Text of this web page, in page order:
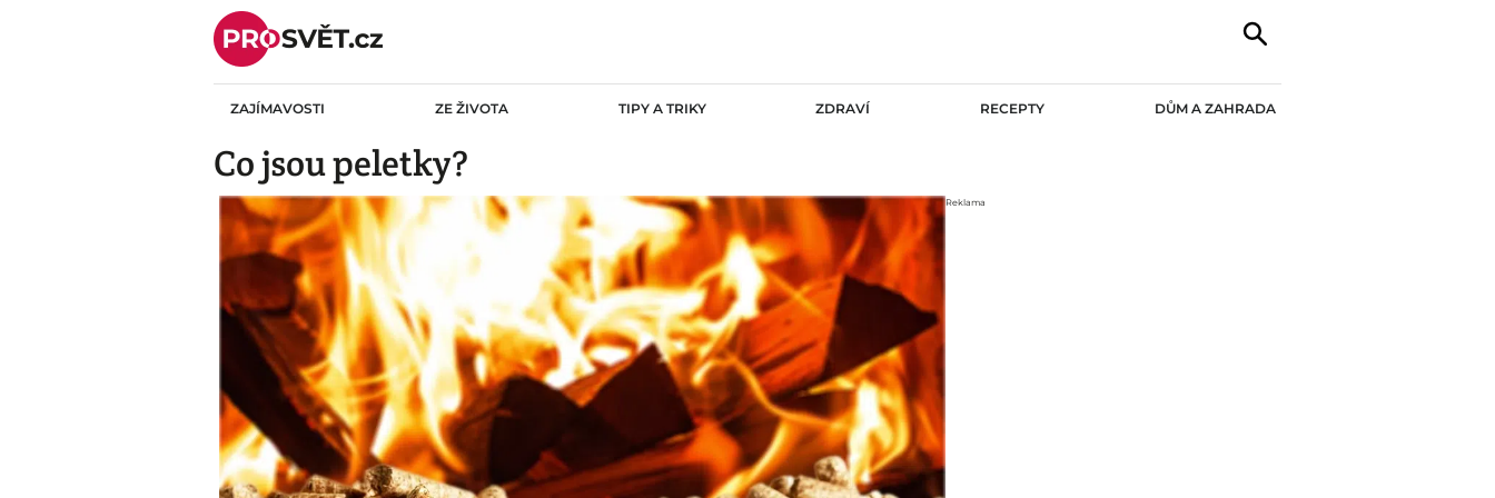
Skip
content
ZAJÍMAVOSTI ZE ŽIVOTA TIPY A TRIKY ZDRAVÍ RECEPTY DŮM A ZAHRADA
Co jsou peletky?
Reklama